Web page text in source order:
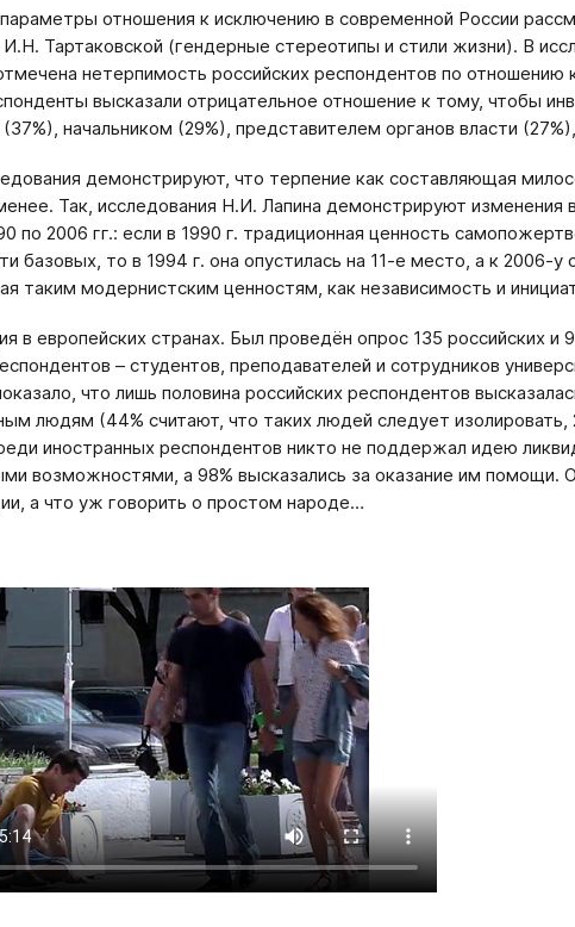
отношения к исключению в современной России
Тартаковской (гендерные стереотипы и стили жизни). В
нетерпимость российских респондентов по
высказали отрицательное отношение к тому, чтобы
начальником (29%), представителем органов власти
демонстрируют, что терпение как составляющая
Так, исследования Н.И. Лапина демонстрируют изменения
по 2006 гг.: если в 1990 г. традиционная ценность
базовых, то в 1994 г. она опустилась на 11-е место, а к 2006-
таким модернистским ценностям, как независимость и
в европейских странах. Был проведён опрос 135 российских
– студентов, преподавателей и сотрудников
что лишь половина российских респондентов
людям (44% считают, что таких людей следует изолировать,
иностранных респондентов никто не поддержал идею
возможностями, а 98% высказались за оказание им помощи.
а что уж говорить о простом народе…